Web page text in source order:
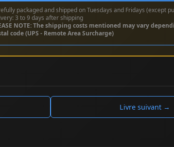
packaged and shipped on Tuesdays and Fridays (except
3 to 9 days after shipping
NOTE: The shipping costs mentioned may vary
code (UPS - Remote Area Surcharge)
Livre suivant →